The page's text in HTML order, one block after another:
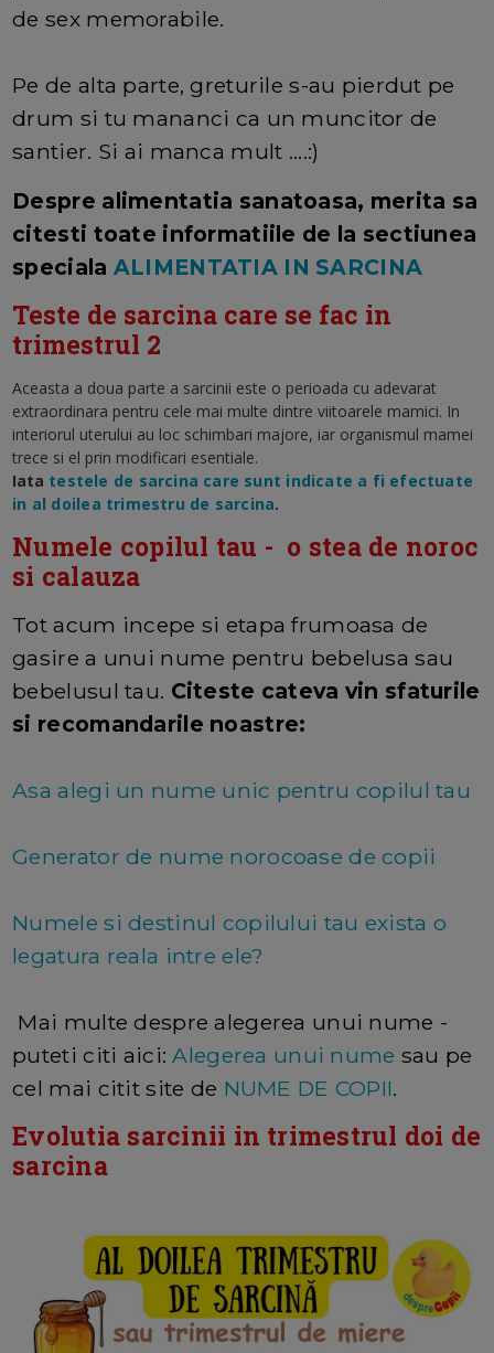
de sex memorabile.
Pe de alta parte, greturile s-au pierdut pe
drum si tu mananci ca un muncitor de
santier. Si ai manca mult ....:)
Despre alimentatia sanatoasa, merita sa
citesti toate informatiile de la sectiunea
speciala ALIMENTATIA IN SARCINA
Teste de sarcina care se fac in
trimestrul 2
Aceasta a doua parte a sarcinii este o perioada cu adevarat
extraordinara pentru cele mai multe dintre viitoarele mamici. In
interiorul uterului au loc schimbari majore, iar organismul mamei
trece si el prin modificari esentiale.
Iata testele de sarcina care sunt indicate a fi efectuate
in al doilea trimestru de sarcina.
Numele copilul tau - o stea de noroc
si calauza
Tot acum incepe si etapa frumoasa de
gasire a unui nume pentru bebelusa sau
bebelusul tau. Citeste cateva vin sfaturile
si recomandarile noastre:
Asa alegi un nume unic pentru copilul tau
Generator de nume norocoase de copii
Numele si destinul copilului tau exista o
legatura reala intre ele?
Mai multe despre alegerea unui nume -
puteti citi aici:Alegerea unui nume sau pe
cel mai citit site de NUME DE COPII.
Evolutia sarcinii in trimestrul doi de
sarcina